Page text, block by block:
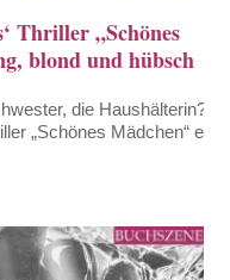
Thriller „Schönes
blond und hübsch
die Haushälterin?
„Schönes Mädchen“ eine